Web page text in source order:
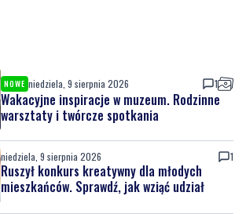
NOWE niedziela, 9 sierpnia 2026 1
Wakacyjne inspiracje w muzeum. Rodzinne
warsztaty i twórcze spotkania
niedziela, 9 sierpnia 2026 1
Ruszył konkurs kreatywny dla młodych
mieszkańców. Sprawdź, jak wziąć udział